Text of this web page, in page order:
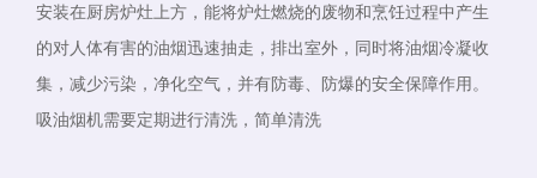
安装在厨房炉灶上方，能将炉灶燃烧的废物和烹饪过程中产生
的对人体有害的油烟迅速抽走，排出室外，同时将油烟冷凝收
集，减少污染，净化空气，并有防毒、防爆的安全保障作用。
吸油烟机需要定期进行清洗，简单清洗